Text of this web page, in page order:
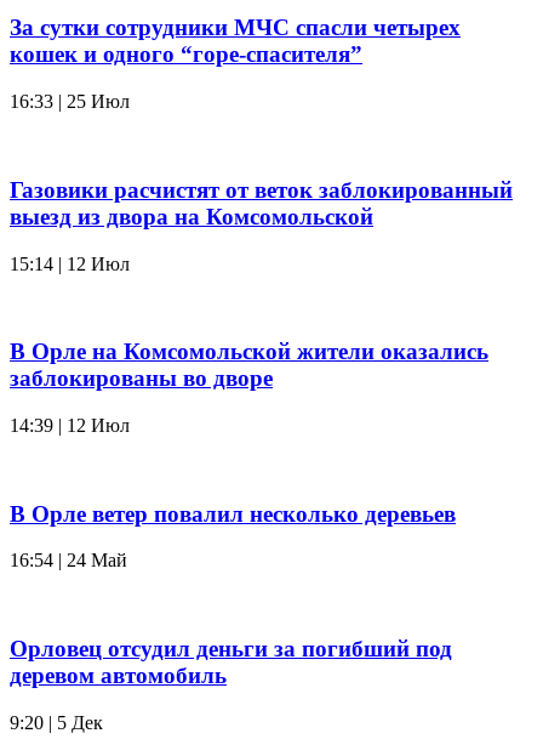
За сутки сотрудники МЧС спасли четырех
кошек и одного “горе-спасителя”
16:33 | 25 Июл
Газовики расчистят от веток заблокированный
выезд из двора на Комсомольской
15:14 | 12 Июл
В Орле на Комсомольской жители оказались
заблокированы во дворе
14:39 | 12 Июл
В Орле ветер повалил несколько деревьев
16:54 | 24 Май
Орловец отсудил деньги за погибший под
деревом автомобиль
9:20 | 5 Дек